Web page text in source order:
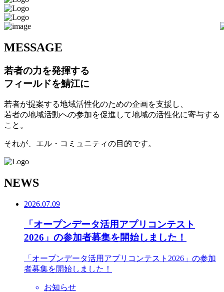
MESSAGE
若者の力を発揮する
フィールドを鯖江に
若者が提案する地域活性化のための企画を支援し、
若者の地域活動への参加を促進して地域の活性化に寄与する
こと。
それが、エル・コミュニティの目的です。
NEWS
2026.07.09
「オープンデータ活用アプリコンテスト
2026」の参加者募集を開始しました！
「オープンデータ活用アプリコンテスト2026」の参加
者募集を開始しました！
お知らせ